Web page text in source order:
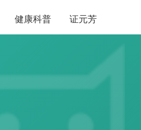
健康科普 证元芳